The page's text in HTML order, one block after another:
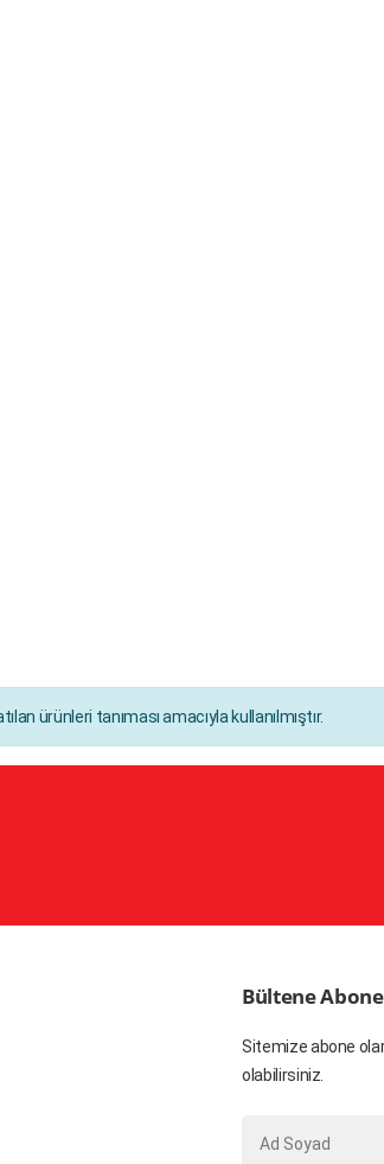
ürünleri tanıması amacıyla kullanılmıştır.
Bültene
Sitemize abone
olabilirsiniz.